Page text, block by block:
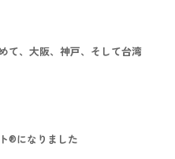
て、大阪、神戸、そして台湾
®︎になりました